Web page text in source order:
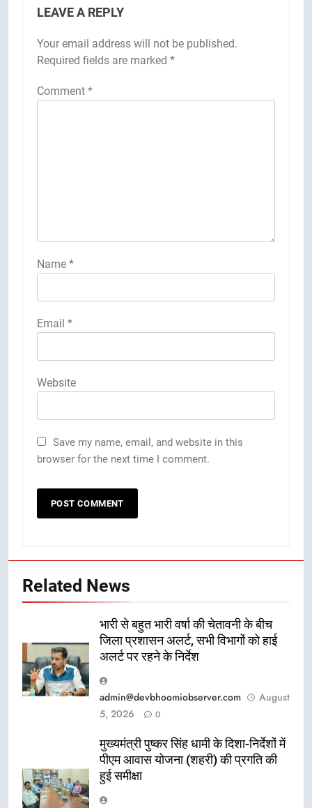
LEAVE A REPLY
Your email address will not be published.
Required fields are marked *
Comment *
Name *
Email *
Website
Save my name, email, and website in this
browser for the next time I comment.
Related News
भारी से बहुत भारी वर्षा की चेतावनी के बीच
जिला प्रशासन अलर्ट, सभी विभागों को हाई
अलर्ट पर रहने के निर्देश
admin@devbhoomiobserver.com
August
5, 2026
0
मुख्यमंत्री पुष्कर सिंह धामी के दिशा-निर्देशों में
पीएम आवास योजना (शहरी) की प्रगति की
हुई समीक्षा